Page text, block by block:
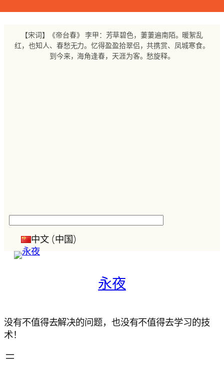
跳
【宋词】《帝台春》 李甲：芳草碧色，萋萋遍南陌。暖絮乱
红，也知人、春愁无力。忆得盈盈拾翠侣，共携赏、凤城寒食。
到今来，海角逢春，天涯为客。愁旋释。
中文 (中国)
永夜
没有不值得去解决的问题，也没有不值得去学习的技
术！